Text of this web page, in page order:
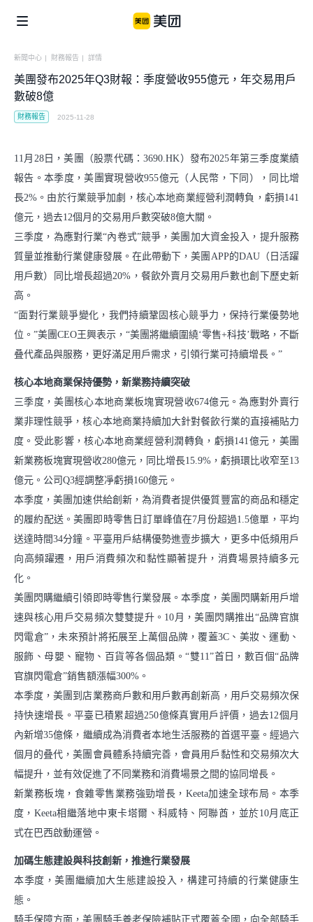
企業社會責任
便利用戶生活
騎手關懷與發展
產業
助力市場繁榮
支持小商戶發展
中華老字號服務包
社會
推動綠色消費
支持鄉村振興
參與應急救災
下載中心
美團公益
青山科技基金
信息公開
食品安全
算法公開
闢謠公告
新聞中心 | 財務報告 | 詳情
美團發布2025年Q3財報：季度營收955億元，年交易用戶
數破8億
財務報告 2025-11-28
11月28日，美團（股票代碼：3690.HK）發布2025年第三季度業績
報告。本季度，美團實現營收955億元（人民幣，下同），同比增
長2%。由於行業競爭加劇，核心本地商業經營利潤轉負，虧損141
億元，過去12個月的交易用戶數突破8億大關。
三季度，為應對行業“內卷式”競爭，美團加大資金投入，提升服務
質量並推動行業健康發展。在此帶動下，美團APP的DAU（日活躍
用戶數）同比增長超過20%，餐飲外賣月交易用戶數也創下歷史新
高。
“面對行業競爭變化，我們持續鞏固核心競爭力，保持行業優勢地
位。”美團CEO王興表示，“美團將繼續圍繞‘零售+科技’戰略，不斷
叠代產品與服務，更好滿足用戶需求，引領行業可持續增長。”
核心本地商業保持優勢，新業務持續突破
三季度，美團核心本地商業板塊實現營收674億元。為應對外賣行
業非理性競爭，核心本地商業持續加大針對餐飲行業的直接補貼力
度。受此影響，核心本地商業經營利潤轉負，虧損141億元，美團
新業務板塊實現營收280億元，同比增長15.9%，虧損環比收窄至13
億元。公司Q3經調整凈虧損160億元。
本季度，美團加速供給創新，為消費者提供優質豐富的商品和穩定
的履約配送。美團即時零售日訂單峰值在7月份超過1.5億單，平均
送達時間34分鐘。平臺用戶結構優勢進壹步擴大，更多中低頻用戶
向高頻躍遷，用戶消費頻次和黏性顯著提升，消費場景持續多元
化。
美團閃購繼續引領即時零售行業發展。本季度，美團閃購新用戶增
速與核心用戶交易頻次雙雙提升。10月，美團閃購推出“品牌官旗
閃電倉”，未來預計將拓展至上萬個品牌，覆蓋3C、美妝、運動、
服飾、母嬰、寵物、百貨等各個品類。“雙11”首日，數百個“品牌
官旗閃電倉”銷售額漲幅300%。
本季度，美團到店業務商戶數和用戶數再創新高，用戶交易頻次保
持快速增長。平臺已積累超過250億條真實用戶評價，過去12個月
內新增35億條，繼續成為消費者本地生活服務的首選平臺。經過六
個月的叠代，美團會員體系持續完善，會員用戶黏性和交易頻次大
幅提升，並有效促進了不同業務和消費場景之間的協同增長。
新業務板塊，食雜零售業務強勁增長，Keeta加速全球布局。本季
度，Keeta相繼落地中東卡塔爾、科威特、阿聯酋，並於10月底正
式在巴西啟動運營。
加碼生態建設與科技創新，推進行業發展
本季度，美團繼續加大生態建設投入，構建可持續的行業健康生
態。
騎手保障方面，美團騎手養老保險補貼正式覆蓋全國，向全部騎手